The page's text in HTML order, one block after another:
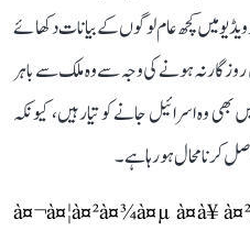
میں کچھ عام لوگوں کے بیانات دکھائے
نہ ہونے کی وجہ سے وہ ملک سے باہر
وہ اسرائیل جانے کو تیار ہیں، کیونکہ
کرنا محال ہو رہا ہے۔
à¤¬à¤¦à¤²à¤¾à¤µ à¤à¥